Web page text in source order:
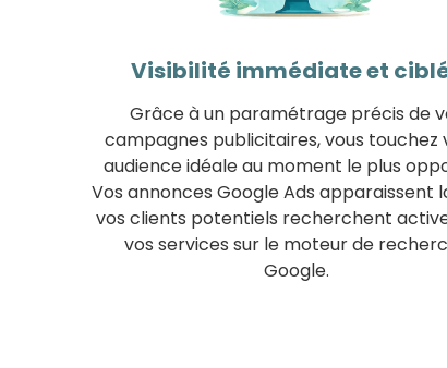
Visibilité immédiate et
Grâce à un paramétrage précis de
campagnes publicitaires, vous touchez
audience idéale au moment le plus
Vos annonces Google Ads apparaissent
vos clients potentiels recherchent
vos services sur le moteur de
Google.